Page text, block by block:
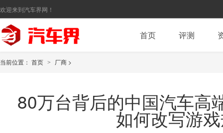
欢迎来到汽车界网！
首页 评测
当前位置： 首页 > 厂商 >
80万台背后的中国汽车高
如何改写游